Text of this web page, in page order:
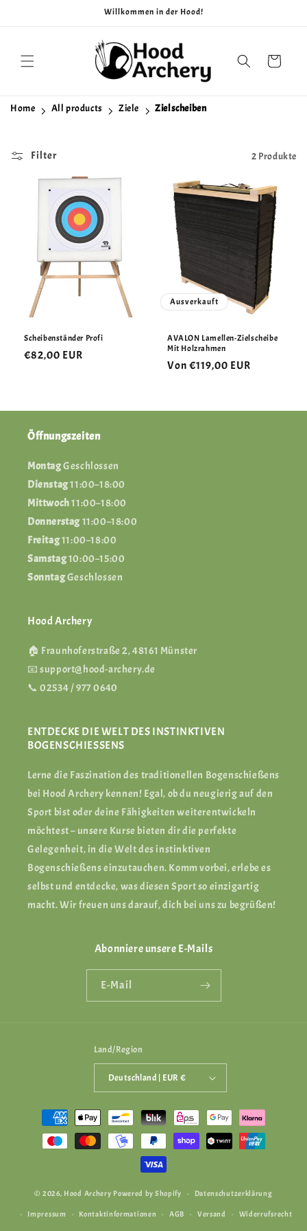
Willkommen in der Hood!
Warenkorb
Home All products Ziele Zielscheiben
Filter 2 Produkte
Scheibenständer Profi
Normaler
€82,00 EUR
Ausverkauft
AVALON Lamellen-Zielscheibe
Mit Holzrahmen
Normaler
Von €119,00 EUR
Öffnungszeiten
MontagGeschlossen
Dienstag11:00–18:00
Mittwoch11:00–18:00
Donnerstag11:00–18:00
Freitag11:00–18:00
Samstag10:00–15:00
SonntagGeschlossen
Hood Archery
🏠 Fraunhoferstraße 2, 48161 Münster
📧 support@hood-archery.de
📞 02534 / 977 0640
ENTDECKE DIE WELT DES INSTINKTIVEN
BOGENSCHIESSENS
Lerne die Faszination des traditionellen Bogenschießens
bei Hood Archery kennen! Egal, ob du neugierig auf den
Sport bist oder deine Fähigkeiten weiterentwickeln
möchtest – unsere Kurse bieten dir die perfekte
Gelegenheit, in die Welt des instinktiven
Bogenschießens einzutauchen. Komm vorbei, erlebe es
selbst und entdecke, was diesen Sport so einzigartig
macht. Wir freuen uns darauf, dich bei uns zu begrüßen!
Abonniere unsere E-Mails
E-Mail
Land/Region
Deutschland | EUR €
Zahlungsmethoden
© 2026, Hood Archery Powered by Shopify Datenschutzerklärung
Impressum Kontaktinformationen AGB Versand Widerrufsrecht